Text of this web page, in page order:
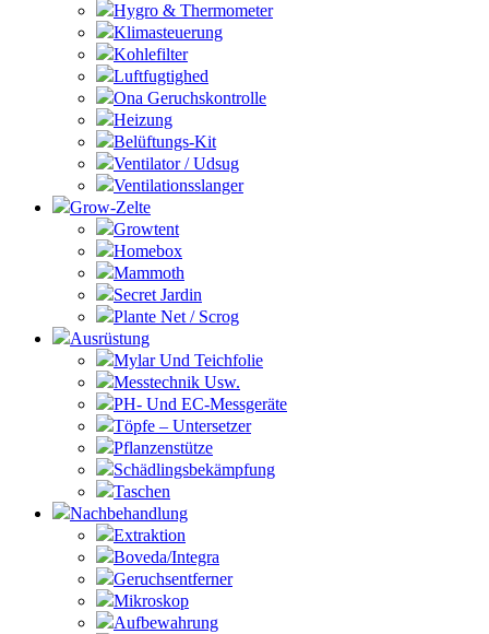
Hygro & Thermometer
Klimasteuerung
Kohlefilter
Luftfugtighed
Ona Geruchskontrolle
Heizung
Belüftungs-Kit
Ventilator / Udsug
Ventilationsslanger
Grow-Zelte
Growtent
Homebox
Mammoth
Secret Jardin
Plante Net / Scrog
Ausrüstung
Mylar Und Teichfolie
Messtechnik Usw.
PH- Und EC-Messgeräte
Töpfe – Untersetzer
Pflanzenstütze
Schädlingsbekämpfung
Taschen
Nachbehandlung
Extraktion
Boveda/Integra
Geruchsentferner
Mikroskop
Aufbewahrung